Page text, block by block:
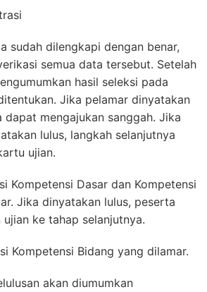
sudah dilengkapi dengan benar,
semua data tersebut. Setelah
hasil seleksi pada
Jika pelamar dinyatakan
dapat mengajukan sanggah. Jika
lulus, langkah selanjutnya
ujian.
Kompetensi Dasar dan Kompetensi
Jika dinyatakan lulus, peserta
ke tahap selanjutnya.
Kompetensi Bidang yang dilamar.
akan diumumkan